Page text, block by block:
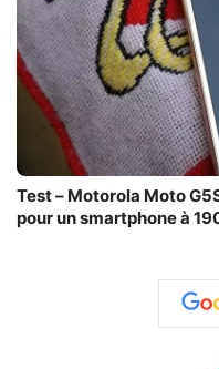
Test – Motorola Moto
pour un smartphone à